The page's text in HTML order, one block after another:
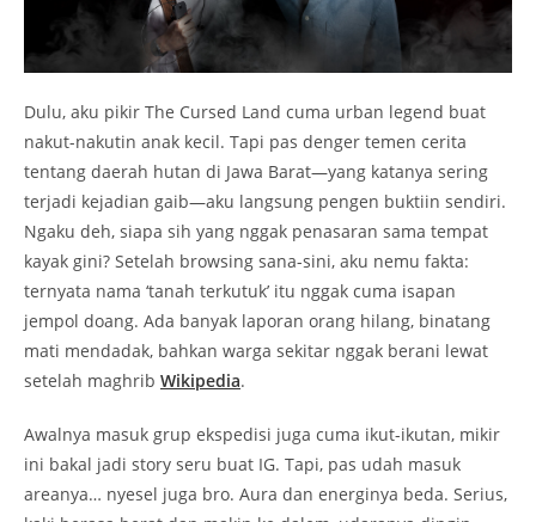
Dulu, aku pikir The Cursed Land cuma urban legend buat
nakut-nakutin anak kecil. Tapi pas denger temen cerita
tentang daerah hutan di Jawa Barat—yang katanya sering
terjadi kejadian gaib—aku langsung pengen buktiin sendiri.
Ngaku deh, siapa sih yang nggak penasaran sama tempat
kayak gini? Setelah browsing sana-sini, aku nemu fakta:
ternyata nama ‘tanah terkutuk’ itu nggak cuma isapan
jempol doang. Ada banyak laporan orang hilang, binatang
mati mendadak, bahkan warga sekitar nggak berani lewat
setelah maghrib Wikipedia.
Awalnya masuk grup ekspedisi juga cuma ikut-ikutan, mikir
ini bakal jadi story seru buat IG. Tapi, pas udah masuk
areanya… nyesel juga bro. Aura dan energinya beda. Serius,